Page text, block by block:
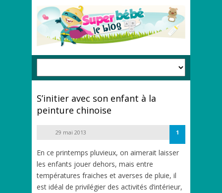
S’initier avec son enfant à la
peinture chinoise
29 mai 2013 1
En ce printemps pluvieux, on aimerait laisser
les enfants jouer dehors, mais entre
températures fraiches et averses de pluie, il
est idéal de privilégier des activités d’intérieur,